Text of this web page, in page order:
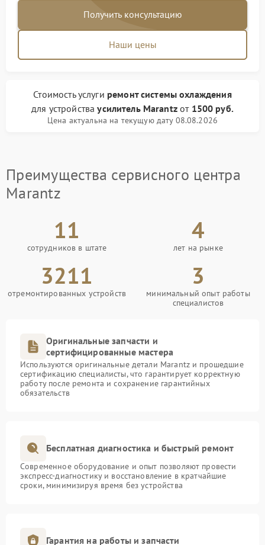
Получить консультацию
Наши цены
Стоимость услуги ремонт системы охлаждения
для устройстваусилитель Marantzот 1500 руб.
Цена актуальна на текущую дату 08.08.2026
Преимущества сервисного центра
Marantz
11
сотрудников в штате
4
лет на рынке
3211
отремонтированных устройств
3
минимальный опыт работы
специалистов
Оригинальные запчасти и
сертифицированные мастера
Используются оригинальные детали Marantz и прошедшие
сертификацию специалисты, что гарантирует корректную
работу после ремонта и сохранение гарантийных
обязательств
Бесплатная диагностика и быстрый ремонт
Современное оборудование и опыт позволяют провести
экспресс-диагностику и восстановление в кратчайшие
сроки, минимизируя время без устройства
Гарантия на работы и запчасти